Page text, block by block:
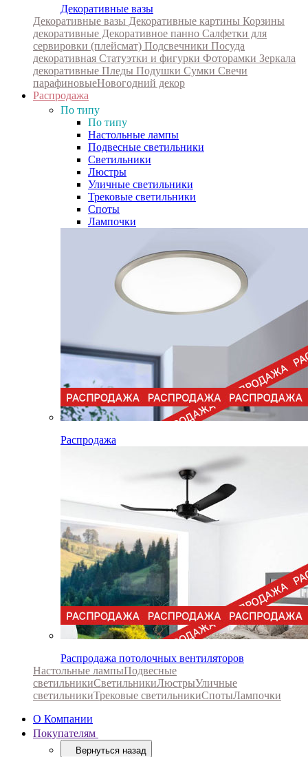
Декоративные вазы
Декоративные вазы Декоративные картины Корзины
декоративные Декоративное панно Салфетки для
сервировки (плейсмат) Подсвечники Посуда
декоративная Статуэтки и фигурки Фоторамки Зеркала
декоративные Пледы Подушки Сумки Свечи
парафиновыеНовогодний декор
Распродажа
По типу
По типу
Настольные лампы
Подвесные светильники
Светильники
Люстры
Уличные светильники
Трековые светильники
Споты
Лампочки
Распродажа
Распродажа потолочных вентиляторов
Настольные лампыПодвесные
светильникиСветильникиЛюстрыУличные
светильникиТрековые светильникиСпотыЛампочки
О Компании
Покупателям
Вернуться назад